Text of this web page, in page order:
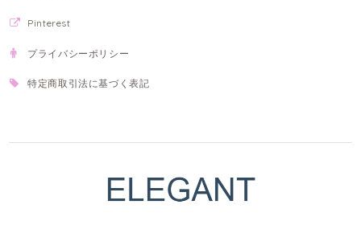
Pinterest
プライバシーポリシー
特定商取引法に基づく表記